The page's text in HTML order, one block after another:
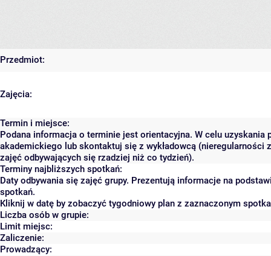
Przedmiot:
Zajęcia:
Termin i miejsce:
Podana informacja o terminie jest orientacyjna. W celu
akademickiego lub skontaktuj się z wykładowcą (nieregularności
zajęć odbywających się rzadziej niż co tydzień).
Terminy najbliższych spotkań:
Daty odbywania się zajęć grupy. Prezentują informacje na
spotkań.
Kliknij w datę by zobaczyć tygodniowy plan z zaznaczonym
Liczba osób w grupie:
Limit miejsc:
Zaliczenie:
Prowadzący: